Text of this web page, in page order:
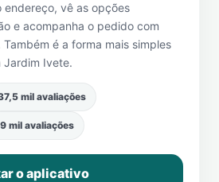
vê as opções
e acompanha o pedido com
é a forma mais simples
Jardim Ivete.
mil avaliações
mil avaliações
o aplicativo